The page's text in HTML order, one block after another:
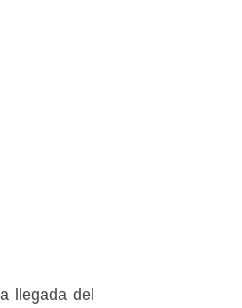
llegada del